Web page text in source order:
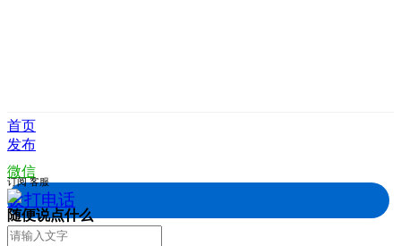
首页
发布
微信
拨打电话
订阅 客服
随便说点什么